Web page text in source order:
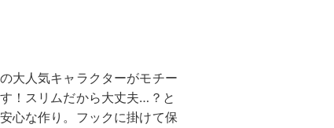
大人気キャラクターがモチー
！スリムだから大丈夫…？と
心な作り。フックに掛けて保